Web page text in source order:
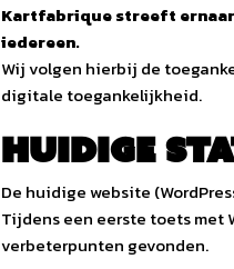
Kartfabrique streeft
iedereen.
Wij volgen hierbij de
digitale toegankelijkheid.
Huidige
De huidige website
Tijdens een eerste toets met
verbeterpunten gevonden.